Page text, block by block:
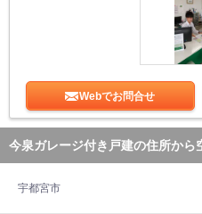
Webでお問合せ
今泉ガレージ付き戸建の住所から
宇都宮市